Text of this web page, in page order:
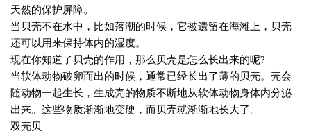
天然的保护屏障。
当贝壳不在水中，比如落潮的时候，它被遗留在海滩上，贝壳
还可以用来保持体内的湿度。
现在你知道了贝壳的作用，那么贝壳是怎么长出来的呢?
当软体动物破卵而出的时候，通常已经长出了薄的贝壳。壳会
随动物一起生长，生成壳的物质不断地从软体动物身体内分泌
出来。这些物质渐渐地变硬，而贝壳就渐渐地长大了。
双壳贝